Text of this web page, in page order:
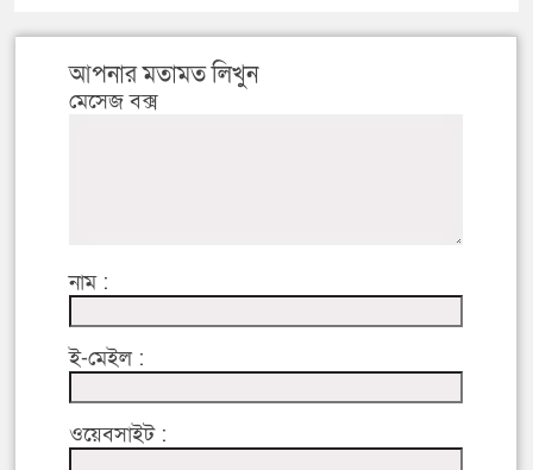
আপনার মতামত লিখুন
মেসেজ বক্স
নাম :
ই-মেইল :
ওয়েবসাইট :